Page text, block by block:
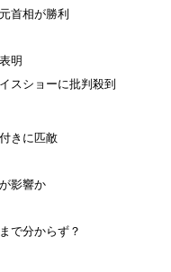
首相が勝利
明
スショーに批判殺到
きに匹敵
影響か
で分からず？